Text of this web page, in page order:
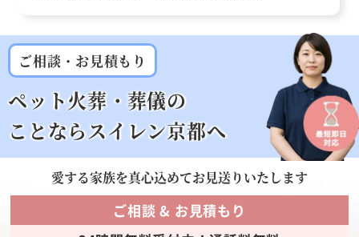
ご相談・お見積もり
ペット火葬・葬儀の
ことならスイレン京都へ
愛する家族を真心込めてお見送りいたします
ご相談 & お見積もり